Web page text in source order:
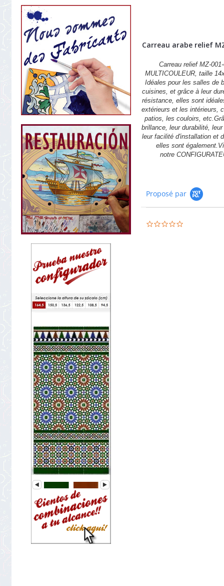
Carreau arabe relief
Carreau relief MZ-
MULTICOULEUR, taille
Idéales pour les salles de
cuisines, et grâce à leur
résistance, elles sont
extérieurs et les intérieurs,
patios, les couloirs,
brillance, leur durabilité,
leur facilité d'installation et
elles sont
notre
Proposé par